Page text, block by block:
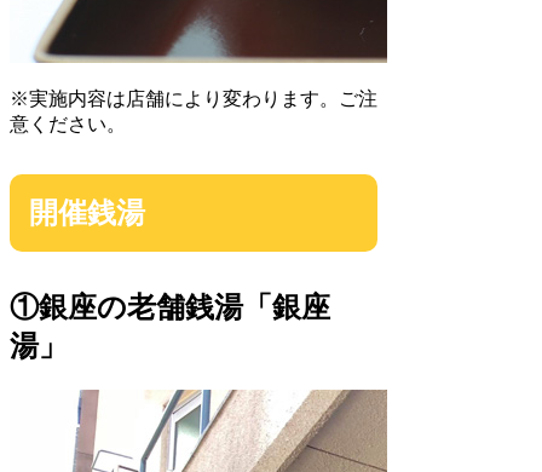
※実施内容は店舗により変わります。ご注
意ください。
開催銭湯
①銀座の老舗銭湯「銀座
湯」